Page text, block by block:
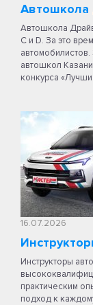
Автошкола
Автошкола
C и D. За это
автошкол
конкурса
16.07.2026
Инструкторы
практическим
подход к